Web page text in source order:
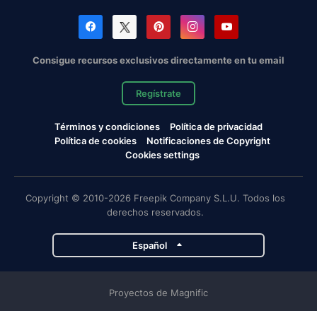
Consigue recursos exclusivos directamente en tu email
Regístrate
Términos y condiciones
Política de privacidad
Política de cookies
Notificaciones de Copyright
Cookies settings
Copyright © 2010-2026 Freepik Company S.L.U. Todos los
derechos reservados.
Español
Proyectos de Magnific